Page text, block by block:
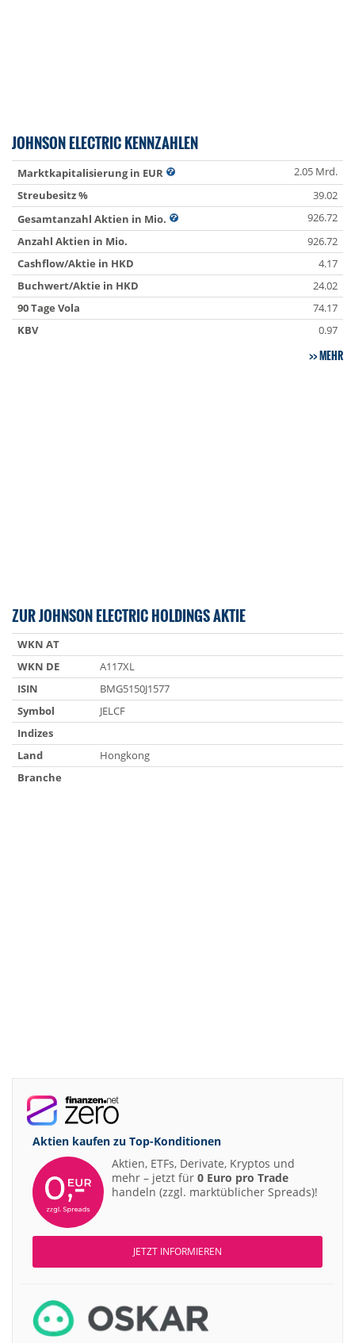
JOHNSON ELECTRIC KENNZAHLEN
Marktkapitalisierung in EUR
2.05 Mrd.
Streubesitz %
39.02
Gesamtanzahl Aktien in Mio.
926.72
Anzahl Aktien in Mio.
926.72
Cashflow/Aktie in HKD
4.17
Buchwert/Aktie in HKD
24.02
90 Tage Vola
74.17
KBV
0.97
MEHR
ZUR JOHNSON ELECTRIC HOLDINGS AKTIE
WKN AT
WKN DE
A117XL
ISIN
BMG5150J1577
Symbol
JELCF
Indizes
Land
Hongkong
Branche
Aktien kaufen zu Top-Konditionen
Aktien, ETFs, Derivate, Kryptos und
mehr – jetzt für 0 Euro pro Trade
handeln (zzgl. marktüblicher Spreads)!
JETZT INFORMIEREN